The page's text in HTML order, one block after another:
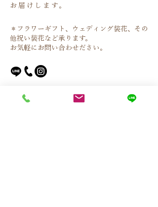
お届けします。
​＊フラワーギフト、ウェディング装花、その
他祝い装花など承ります。
​お気軽にお問い合わせださい。